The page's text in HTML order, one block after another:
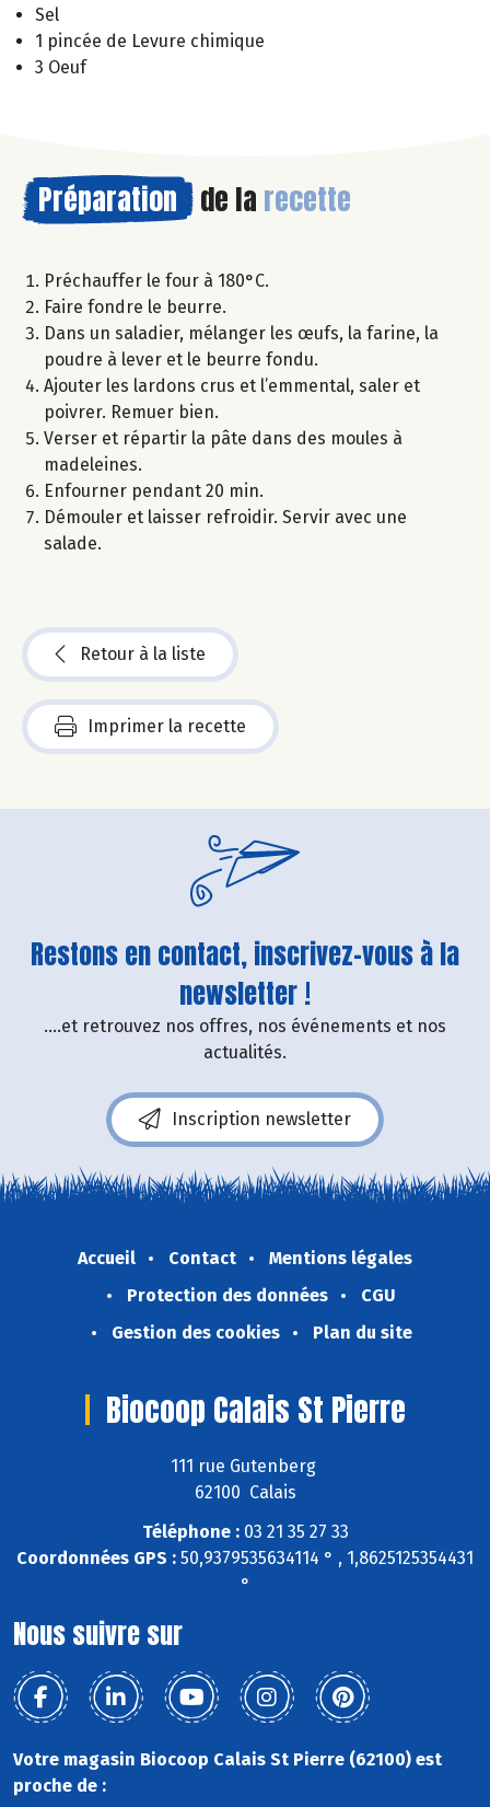
Sel
1 pincée de Levure chimique
3 Oeuf
Préparation de la recette
Préchauffer le four à 180°C.
Faire fondre le beurre.
Dans un saladier, mélanger les œufs, la farine, la
poudre à lever et le beurre fondu.
Ajouter les lardons crus et l’emmental, saler et
poivrer. Remuer bien.
Verser et répartir la pâte dans des moules à
madeleines.
Enfourner pendant 20 min.
Démouler et laisser refroidir. Servir avec une
salade.
Retour à la liste
Imprimer la recette
Restons en contact, inscrivez-vous à la
newsletter !
....et retrouvez nos offres, nos événements et nos
actualités.
Inscription newsletter
Accueil Contact
Mentions légales
Protection des données
CGU
Gestion des cookies
Plan du site
Biocoop Calais St Pierre
111 rue Gutenberg
62100 Calais
Téléphone :03 21 35 27 33
Coordonnées GPS : 50,9379535634114 ° , 1,8625125354431
°
Nous suivre sur
Votre magasin Biocoop Calais St Pierre (62100) est
proche de :